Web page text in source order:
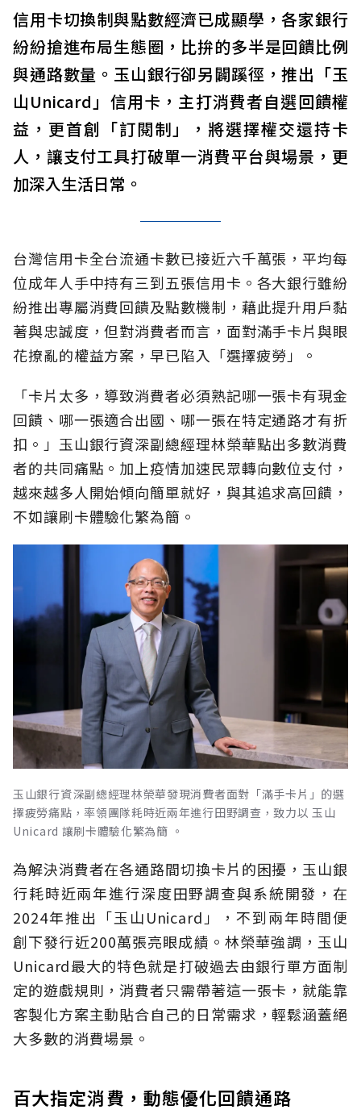
信用卡切換制與點數經濟已成顯學，各家銀行
紛紛搶進布局生態圈，比拚的多半是回饋比例
與通路數量。玉山銀行卻另闢蹊徑，推出「玉
山Unicard」信用卡，主打消費者自選回饋權
益，更首創「訂閱制」，將選擇權交還持卡
人，讓支付工具打破單一消費平台與場景，更
加深入生活日常。
台灣信用卡全台流通卡數已接近六千萬張，平均每
位成年人手中持有三到五張信用卡。各大銀行雖紛
紛推出專屬消費回饋及點數機制，藉此提升用戶黏
著與忠誠度，但對消費者而言，面對滿手卡片與眼
花撩亂的權益方案，早已陷入「選擇疲勞」。
「卡片太多，導致消費者必須熟記哪一張卡有現金
回饋、哪一張適合出國、哪一張在特定通路才有折
扣。」玉山銀行資深副總經理林榮華點出多數消費
者的共同痛點。加上疫情加速民眾轉向數位支付，
越來越多人開始傾向簡單就好，與其追求高回饋，
不如讓刷卡體驗化繁為簡。
玉山銀行資深副總經理林榮華發現消費者面對「滿手卡片」的選
擇疲勞痛點，率領團隊耗時近兩年進行田野調查，致力以 玉山
Unicard 讓刷卡體驗化繁為簡 。
為解決消費者在各通路間切換卡片的困擾，玉山銀
行耗時近兩年進行深度田野調查與系統開發，在
2024年推出「玉山Unicard」，不到兩年時間便
創下發行近200萬張亮眼成績。林榮華強調，玉山
Unicard最大的特色就是打破過去由銀行單方面制
定的遊戲規則，消費者只需帶著這一張卡，就能靠
客製化方案主動貼合自己的日常需求，輕鬆涵蓋絕
大多數的消費場景。
百大指定消費，動態優化回饋通路